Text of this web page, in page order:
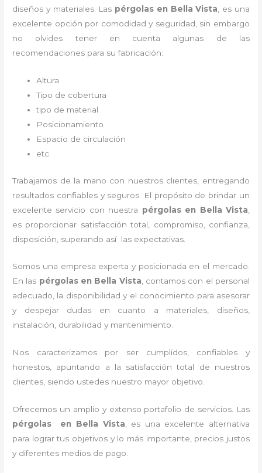
diseños y materiales. Las pérgolas en Bella Vista , es una
excelente opción por comodidad y seguridad, sin embargo
no olvides tener en cuenta algunas de las
recomendaciones para su fabricación:
Altura
Tipo de cobertura
tipo de material
Posicionamiento
Espacio de circulación
etc
Trabajamos de la mano con nuestros clientes, entregando
resultados confiables y seguros. El propósito de brindar un
excelente servicio con nuestra pérgolas en Bella Vista
es proporcionar satisfacción total, compromiso, confianza,
disposición, superando así las expectativas.
Somos una empresa experta y posicionada en el mercado.
En las pérgolasen Bella Vista, contamos con el personal
adecuado, la disponibilidad y el conocimiento para asesorar
y despejar dudas en cuanto a materiales, diseños,
instalación, durabilidad y mantenimiento.
Nos caracterizamos por ser cumplidos, confiables y
honestos, apuntando a la satisfacción total de nuestros
clientes, siendo ustedes nuestro mayor objetivo.
Ofrecemos un amplio y extenso portafolio de servicios. Las
pérgolas en Bella Vista , es una excelente alternativa
para lograr tus objetivos y lo más importante, precios justos
y diferentes medios de pago.